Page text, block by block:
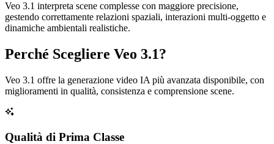
Veo 3.1 interpreta scene complesse con maggiore precisione,
gestendo correttamente relazioni spaziali, interazioni multi-oggetto e
dinamiche ambientali realistiche.
Perché Scegliere Veo 3.1?
Veo 3.1 offre la generazione video IA più avanzata disponibile, con
miglioramenti in qualità, consistenza e comprensione scene.
Qualità di Prima Classe